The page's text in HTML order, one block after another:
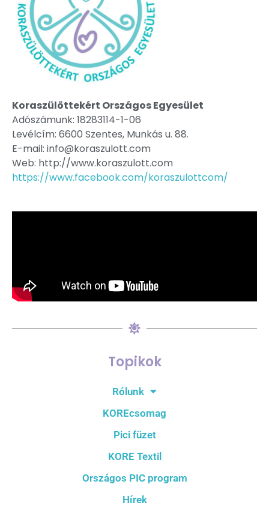
Koraszülöttekért Országos Egyesület
Adószámunk: 18283114-1-06
Levélcím: 6600 Szentes, Munkás u. 88.
E-mail: info@koraszulott.com
Web: http://www.koraszulott.com
https://www.facebook.com/koraszulottcom/
Topikok
Rólunk
KOREcsomag
Pici füzet
KORE Textil
Országos PIC program
Hírek